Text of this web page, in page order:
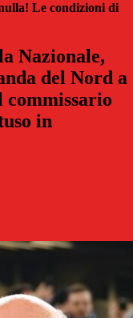
Le condizioni di
Nazionale,
del Nord a
commissario
in